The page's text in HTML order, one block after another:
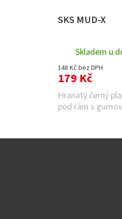
SKS MUD-X
Skladem u
148 Kč bez DPH
179 Kč
Hranatý černý
pod rám s
Z